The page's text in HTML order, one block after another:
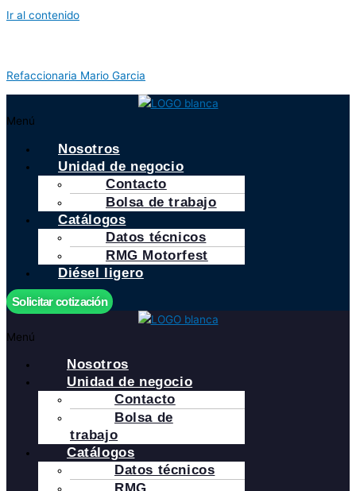
Ir al contenido
Refaccionaria Mario Garcia
Menú
Nosotros
Unidad de negocio
Contacto
Bolsa de trabajo
Catálogos
Datos técnicos
RMG Motorfest
Diésel ligero
Solicitar cotización
Menú
Nosotros
Unidad de negocio
Contacto
Bolsa de
trabajo
Catálogos
Datos técnicos